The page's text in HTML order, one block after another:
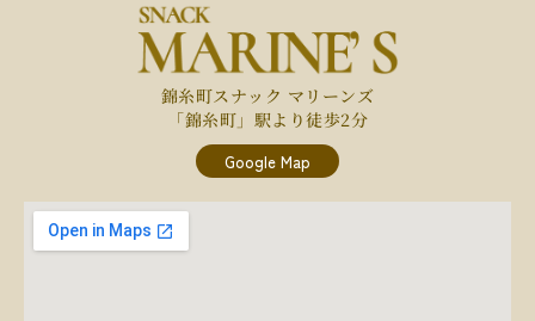
錦糸町スナック マリーンズ
「錦糸町」駅より徒歩2分
Google Map